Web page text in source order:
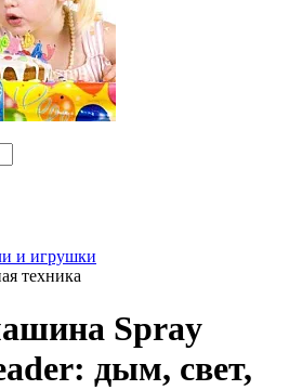
и игрушки
техника
Spray
дым, свет,